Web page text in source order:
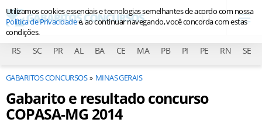
RS SC PR AL BA CE MA PB PI PE RN SE
GABARITOS CONCURSOS MINAS GERAIS
Gabarito e resultado concurso
COPASA-MG 2014
Utilizamos cookies essenciais e tecnologias semelhantes de acordo com nossa
Política de Privacidadee, ao continuar navegando, você concorda com estas
condições.